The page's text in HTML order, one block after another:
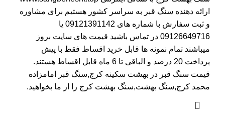
ارائه دهنده سنگ قبر به سراسر کشور هستیم برای مشاوره
و ثبت سفارش با شماره های 09121391142 یا
09126649716 در تماس باشید قیمت های سایت بروز
میباشند تمام نمونه ها قابل خرید اقساط فقط با پیش
پرداخت 20 درصد و الباقی تا 6 ماه قابل اقساط هستند.
قیمت سنگ قبر در بهشت سکینه کرج,سنگ قبر امامزاده
محمد کرج,سنگ بهشت,سنگ بهشت کرج را از ما بخواهید.